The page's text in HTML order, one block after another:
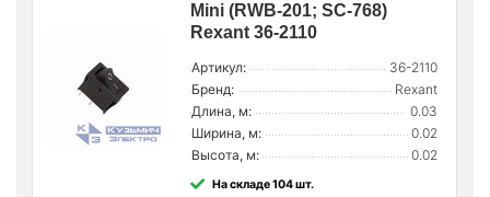
Mini (RWB-201; SC-768)
Rexant 36-2110
Артикул:
36-2110
Бренд:
Rexant
Длина, м:
0.03
Ширина, м:
0.02
Высота, м:
0.02
На складе 104 шт.